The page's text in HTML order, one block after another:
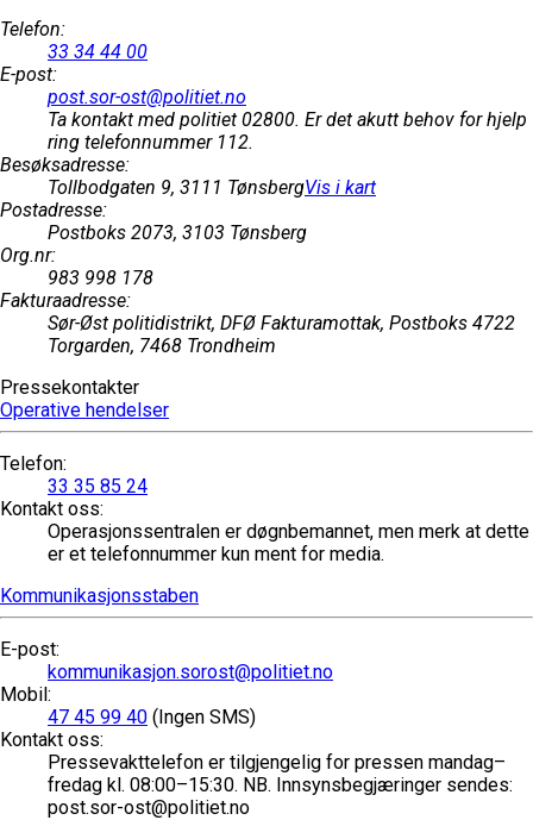
Telefon:
33 34 44 00
E-post:
post.sor-ost@politiet.no
Ta kontakt med politiet 02800. Er det akutt behov for hjelp
ring telefonnummer 112.
Besøksadresse:
Tollbodgaten 9, 3111 TønsbergVis i kart
Postadresse:
Postboks 2073, 3103 Tønsberg
Org.nr:
983 998 178
Fakturaadresse:
Sør-Øst politidistrikt, DFØ Fakturamottak, Postboks 4722
Torgarden, 7468 Trondheim
Pressekontakter
Operative hendelser
Telefon:
33 35 85 24
Kontakt oss:
Operasjonssentralen er døgnbemannet, men merk at dette
er et telefonnummer kun ment for media.
Kommunikasjonsstaben
E-post:
kommunikasjon.sorost@politiet.no
Mobil:
47 45 99 40 (Ingen SMS)
Kontakt oss:
Pressevakttelefon er tilgjengelig for pressen mandag–
fredag kl. 08:00–15:30. NB. Innsynsbegjæringer sendes:
post.sor-ost@politiet.no